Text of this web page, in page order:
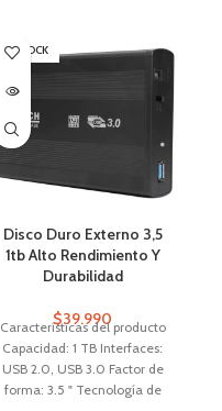
SIN STOCK
Disco Duro Externo 3,5
1tb Alto Rendimiento Y
Durabilidad
$39.990
Características del producto
Capacidad: 1 TB Interfaces:
USB 2.0, USB 3.0 Factor de
forma: 3.5 " Tecnología de